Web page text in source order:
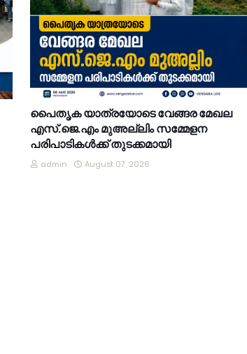
പൈതൃക യാത്രയോടെ വേങ്ങര മേഖല
എസ്.ജെ.എം മുഅല്ലിം സമ്മേളന
പരിപാടികൾക്ക് തുടക്കമായി
admin August 07, 2026